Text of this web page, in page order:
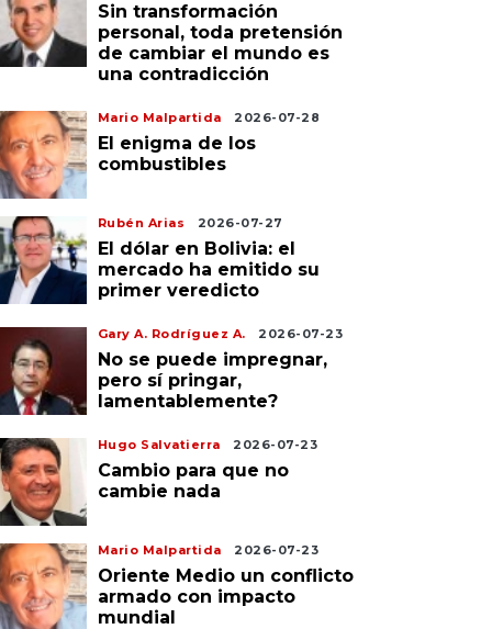
Sin transformación
personal, toda pretensión
de cambiar el mundo es
una contradicción
Mario Malpartida 2026-07-28
El enigma de los
combustibles
Rubén Arias 2026-07-27
El dólar en Bolivia: el
mercado ha emitido su
primer veredicto
Gary A. Rodríguez A. 2026-07-23
No se puede impregnar,
pero sí pringar,
lamentablemente?
Hugo Salvatierra 2026-07-23
Cambio para que no
cambie nada
Mario Malpartida 2026-07-23
Oriente Medio un conflicto
armado con impacto
mundial